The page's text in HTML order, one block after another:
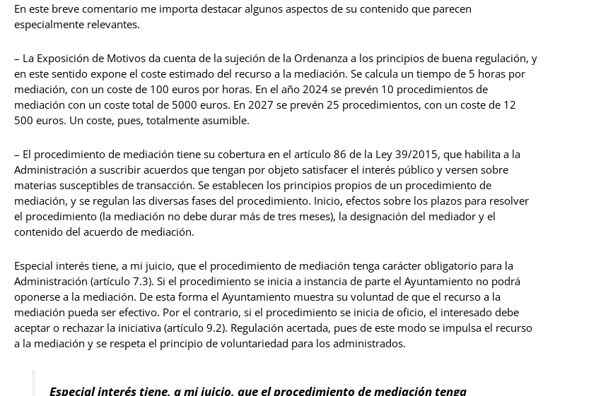
En este breve comentario me importa destacar algunos aspectos de su contenido que parecen
especialmente relevantes.
– La Exposición de Motivos da cuenta de la sujeción de la Ordenanza a los principios de buena regulación, y
en este sentido expone el coste estimado del recurso a la mediación. Se calcula un tiempo de 5 horas por
mediación, con un coste de 100 euros por horas. En el año 2024 se prevén 10 procedimientos de
mediación con un coste total de 5000 euros. En 2027 se prevén 25 procedimientos, con un coste de 12
500 euros. Un coste, pues, totalmente asumible.
– El procedimiento de mediación tiene su cobertura en el artículo 86 de la Ley 39/2015, que habilita a la
Administración a suscribir acuerdos que tengan por objeto satisfacer el interés público y versen sobre
materias susceptibles de transacción. Se establecen los principios propios de un procedimiento de
mediación, y se regulan las diversas fases del procedimiento. Inicio, efectos sobre los plazos para resolver
el procedimiento (la mediación no debe durar más de tres meses), la designación del mediador y el
contenido del acuerdo de mediación.
Especial interés tiene, a mi juicio, que el procedimiento de mediación tenga carácter obligatorio para la
Administración (artículo 7.3). Si el procedimiento se inicia a instancia de parte el Ayuntamiento no podrá
oponerse a la mediación. De esta forma el Ayuntamiento muestra su voluntad de que el recurso a la
mediación pueda ser efectivo. Por el contrario, si el procedimiento se inicia de oficio, el interesado debe
aceptar o rechazar la iniciativa (artículo 9.2). Regulación acertada, pues de este modo se impulsa el recurso
a la mediación y se respeta el principio de voluntariedad para los administrados.
Especial interés tiene, a mi juicio, que el procedimiento de mediación tenga